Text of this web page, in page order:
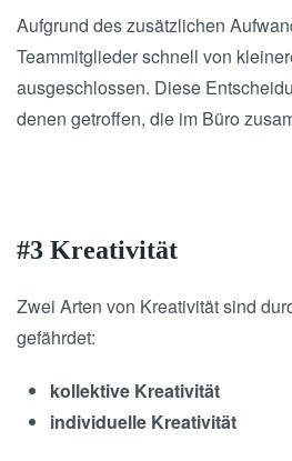
Aufgrund des zusätzlichen
Teammitglieder schnell von
ausgeschlossen. Diese
denen getroffen, die im Büro
#3 Kreativität
Zwei Arten von Kreativität sind
gefährdet:
kollektive Kreativität
individuelle Kreativität